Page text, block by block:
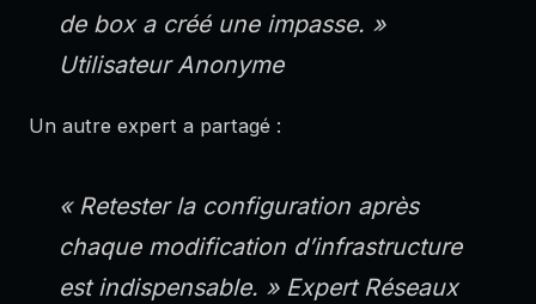
de box a créé une impasse. »
Utilisateur Anonyme
Un autre expert a partagé :
« Retester la configuration après
chaque modification d’infrastructure
est indispensable. » Expert Réseaux